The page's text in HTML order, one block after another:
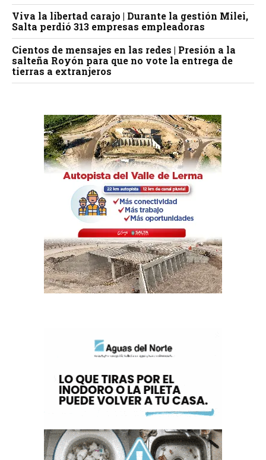
Viva la libertad carajo | Durante la gestión Milei,
Salta perdió 313 empresas empleadoras
Cientos de mensajes en las redes | Presión a la
salteña Royón para que no vote la entrega de
tierras a extranjeros